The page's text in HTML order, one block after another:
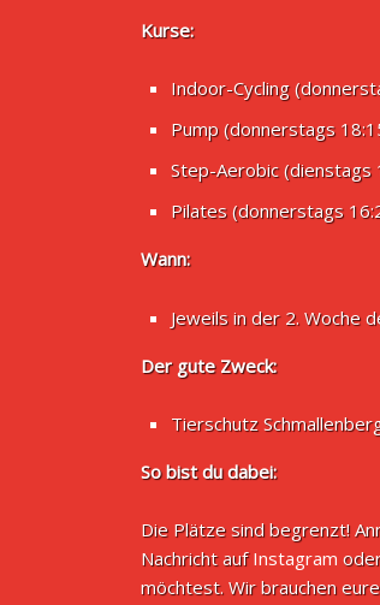
Kurse:
Indoor-Cycling
Pump (donnerstags
Step-Aerobic (dienstags
Pilates (donnerstags
Wann:
Jeweils in der 2. Woche
Der gute Zweck:
Tierschutz
So bist du dabei:
Die Plätze sind begrenzt!
Nachricht aufInstagram
möchtest. Wir brauchen